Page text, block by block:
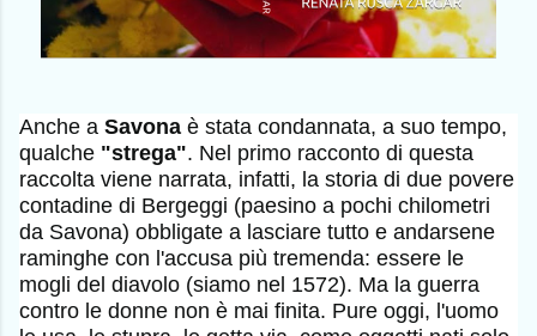
Anche a Savona è stata condannata, a suo tempo,
qualche "strega". Nel primo racconto di questa
raccolta viene narrata, infatti, la storia di due povere
contadine di Bergeggi (paesino a pochi chilometri
da Savona) obbligate a lasciare tutto e andarsene
raminghe con l'accusa più tremenda: essere le
mogli del diavolo (siamo nel 1572). Ma la guerra
contro le donne non è mai finita. Pure oggi, l'uomo